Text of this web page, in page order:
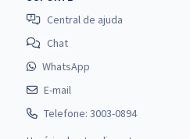
Central de ajuda
Chat
WhatsApp
E-mail
Telefone: 3003-0894